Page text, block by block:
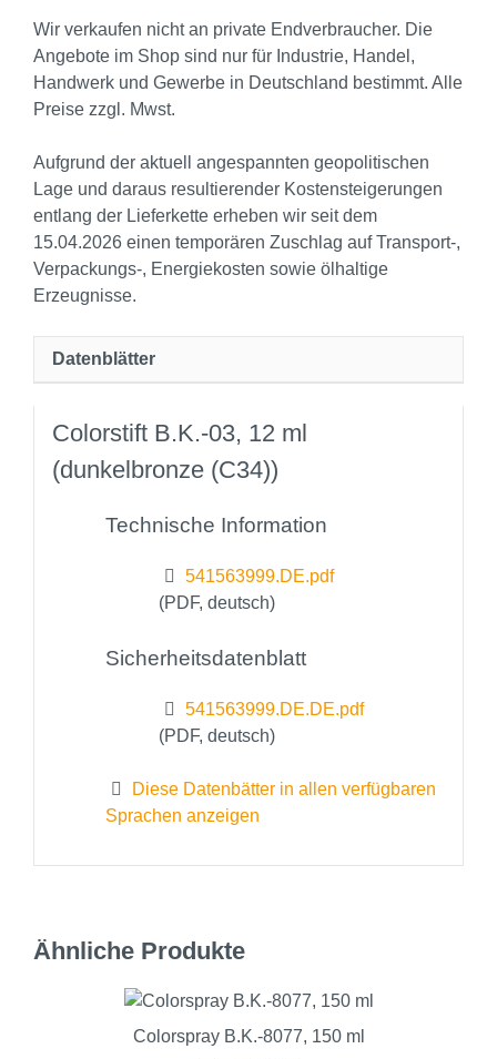
Wir verkaufen nicht an private Endverbraucher. Die
Angebote im Shop sind nur für Industrie, Handel,
Handwerk und Gewerbe in Deutschland bestimmt. Alle
Preise zzgl. Mwst.
Aufgrund der aktuell angespannten geopolitischen
Lage und daraus resultierender Kostensteigerungen
entlang der Lieferkette erheben wir seit dem
15.04.2026 einen temporären Zuschlag auf Transport‑,
Verpackungs‑, Energiekosten sowie ölhaltige
Erzeugnisse.
Datenblätter
Colorstift B.K.-03, 12 ml
(dunkelbronze (C34))
Technische Information
541563999.DE.pdf
(PDF, deutsch)
Sicherheitsdatenblatt
541563999.DE.DE.pdf
(PDF, deutsch)
Diese Datenbätter in allen verfügbaren
Sprachen anzeigen
Ähnliche Produkte
Colorspray B.K.-8077, 150 ml